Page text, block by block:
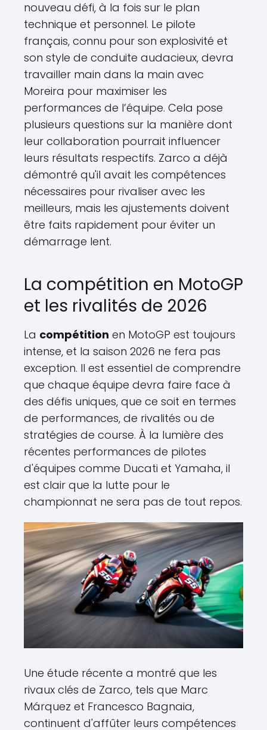
nouveau défi, à la fois sur le plan
technique et personnel. Le pilote
français, connu pour son explosivité et
son style de conduite audacieux, devra
travailler main dans la main avec
Moreira pour maximiser les
performances de l’équipe. Cela pose
plusieurs questions sur la manière dont
leur collaboration pourrait influencer
leurs résultats respectifs. Zarco a déjà
démontré qu'il avait les compétences
nécessaires pour rivaliser avec les
meilleurs, mais les ajustements doivent
être faits rapidement pour éviter un
démarrage lent.
La compétition en MotoGP
et les rivalités de 2026
La compétition en MotoGP est toujours
intense, et la saison 2026 ne fera pas
exception. Il est essentiel de comprendre
que chaque équipe devra faire face à
des défis uniques, que ce soit en termes
de performances, de rivalités ou de
stratégies de course. À la lumière des
récentes performances de pilotes
d'équipes comme Ducati et Yamaha, il
est clair que la lutte pour le
championnat ne sera pas de tout repos.
Une étude récente a montré que les
rivaux clés de Zarco, tels que Marc
Márquez et Francesco Bagnaia,
continuent d'affûter leurs compétences